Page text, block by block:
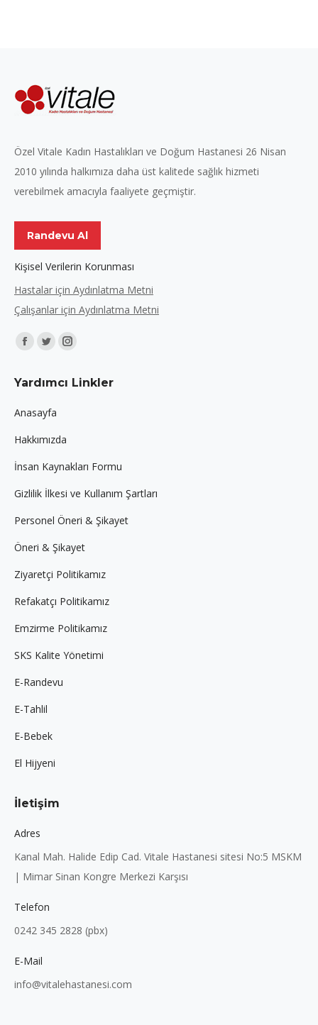
Özel Vitale Kadın Hastalıkları ve Doğum Hastanesi 26 Nisan
2010 yılında halkımıza daha üst kalitede sağlık hizmeti
verebilmek amacıyla faaliyete geçmiştir.
Randevu Al
Kişisel Verilerin Korunması
Hastalar için Aydınlatma Metni
Çalışanlar için Aydınlatma Metni
Find us on:
Facebook
opens
new
window
Twitter
opens
new
window
Instagram
opens
Yardımcı Linkler
Anasayfa
Hakkımızda
İnsan Kaynakları Formu
Gizlilik İlkesi ve Kullanım Şartları
Personel Öneri & Şikayet
Öneri & Şikayet
Ziyaretçi Politikamız
Refakatçı Politikamız
Emzirme Politikamız
SKS Kalite Yönetimi
E-Randevu
E-Tahlil
E-Bebek
El Hijyeni
İletişim
Adres
Kanal Mah. Halide Edip Cad. Vitale Hastanesi sitesi No:5 MSKM
| Mimar Sinan Kongre Merkezi Karşısı
Telefon
0242 345 2828 (pbx)
E-Mail
info@vitalehastanesi.com